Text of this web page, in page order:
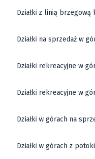
Działki z linią
Działki na sprzedaż w
Działki rekreacyjne w
Działki rekreacyjne w
Działki w górach na
Działki w górach z